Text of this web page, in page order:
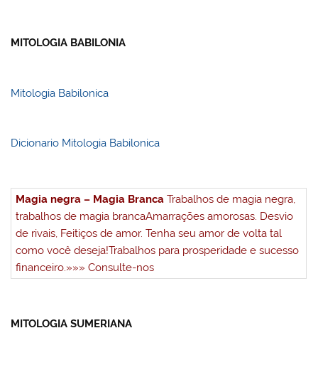
MITOLOGIA BABILONIA
Mitologia Babilonica
Dicionario Mitologia Babilonica
Magia negra – Magia BrancaTrabalhos de magia negra,
trabalhos de magia brancaAmarrações amorosas. Desvio
de rivais, Feitiços de amor. Tenha seu amor de volta tal
como você deseja!Trabalhos para prosperidade e sucesso
financeiro.»»» Consulte-nos
MITOLOGIA SUMERIANA